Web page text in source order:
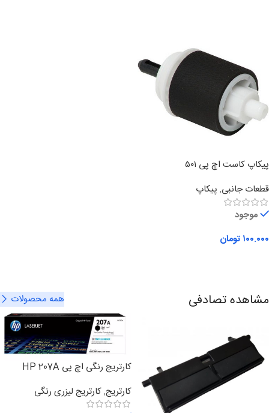
پیکاپ کاست اچ پی ۵۰۱
قطعات جانبی, پیکاپ
موجود
۱۰۰.۰۰۰ تومان
مشاهده تصادفی همه محصولات
کارتریج رنگی اچ پی HP 207A
کارتریج,کارتریج لیزری رنگی